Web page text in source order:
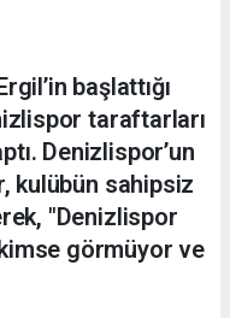
başlattığı
taraftarları
Denizlispor’un
kulübün sahipsiz
"Denizlispor
görmüyor ve